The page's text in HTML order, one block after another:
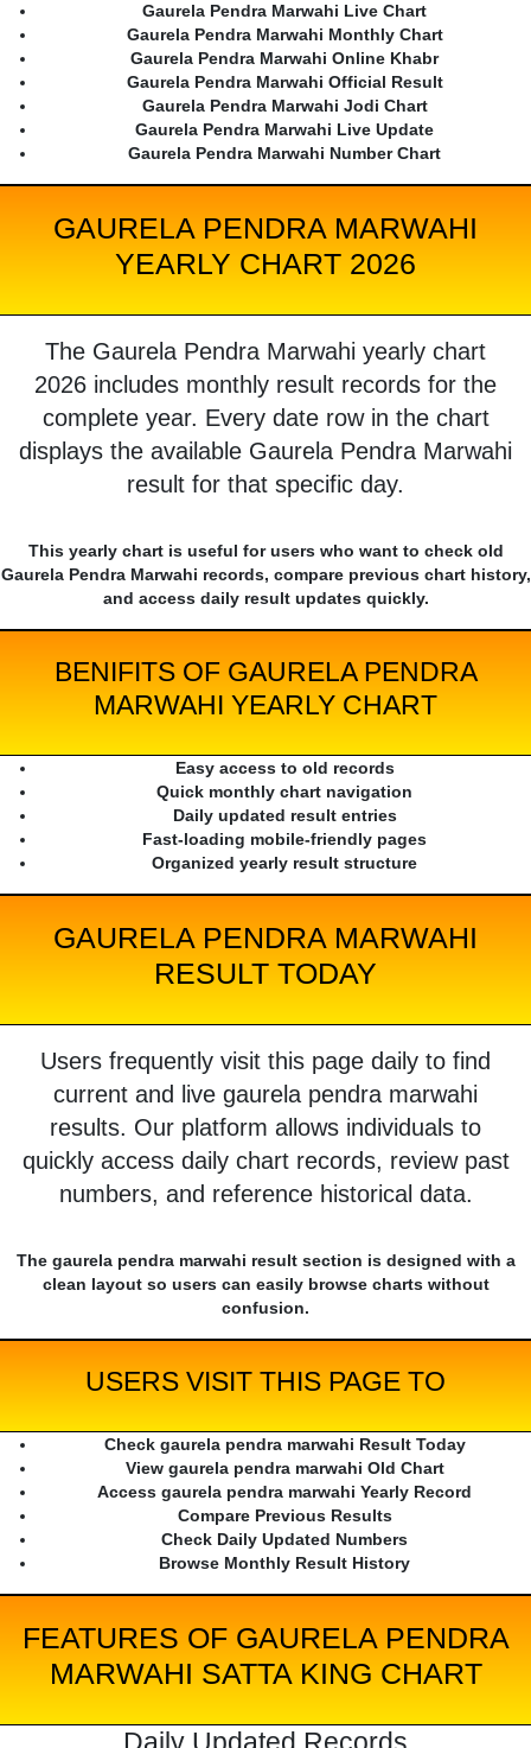
Gaurela Pendra Marwahi Live Chart
Gaurela Pendra Marwahi Monthly Chart
Gaurela Pendra Marwahi Online Khabr
Gaurela Pendra Marwahi Official Result
Gaurela Pendra Marwahi Jodi Chart
Gaurela Pendra Marwahi Live Update
Gaurela Pendra Marwahi Number Chart
GAURELA PENDRA MARWAHI
YEARLY CHART 2026
The Gaurela Pendra Marwahi yearly chart
2026 includes monthly result records for the
complete year. Every date row in the chart
displays the available Gaurela Pendra Marwahi
result for that specific day.
This yearly chart is useful for users who want to check old
Gaurela Pendra Marwahi records, compare previous chart history,
and access daily result updates quickly.
BENIFITS OF GAURELA PENDRA
MARWAHI YEARLY CHART
Easy access to old records
Quick monthly chart navigation
Daily updated result entries
Fast-loading mobile-friendly pages
Organized yearly result structure
GAURELA PENDRA MARWAHI
RESULT TODAY
Users frequently visit this page daily to find
current and live gaurela pendra marwahi
results. Our platform allows individuals to
quickly access daily chart records, review past
numbers, and reference historical data.
The gaurela pendra marwahi result section is designed with a
clean layout so users can easily browse charts without
confusion.
USERS VISIT THIS PAGE TO
Check gaurela pendra marwahi Result Today
View gaurela pendra marwahi Old Chart
Access gaurela pendra marwahi Yearly Record
Compare Previous Results
Check Daily Updated Numbers
Browse Monthly Result History
FEATURES OF GAURELA PENDRA
MARWAHI SATTA KING CHART